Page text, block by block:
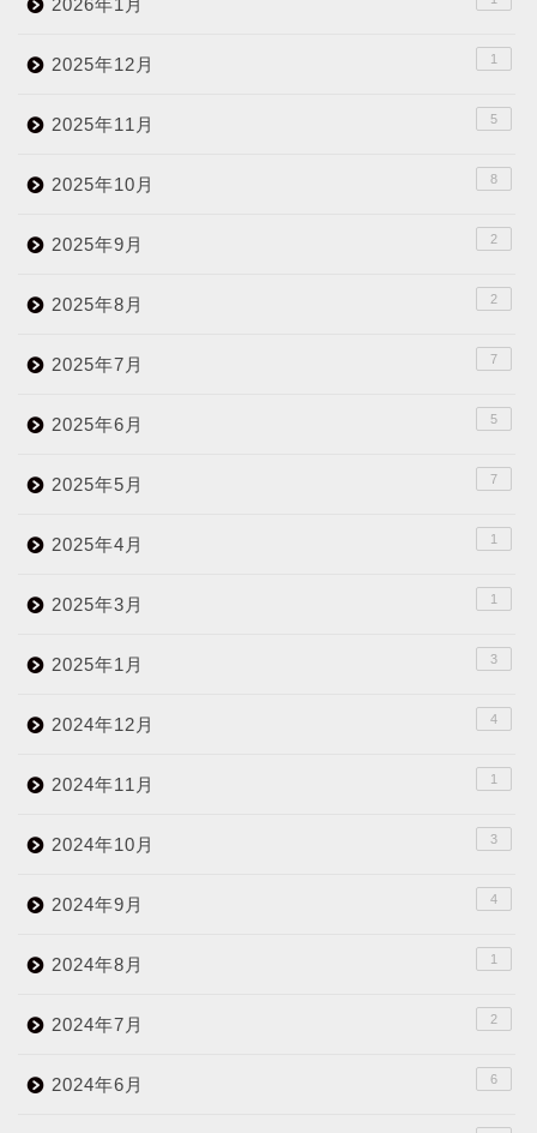
2025年12月 1
2025年11月 5
2025年10月 8
2025年9月 2
2025年8月 2
2025年7月 7
2025年6月 5
2025年5月 7
2025年4月 1
2025年3月 1
2025年1月 3
2024年12月 4
2024年11月 1
2024年10月 3
2024年9月 4
2024年8月 1
2024年7月 2
2024年6月 6